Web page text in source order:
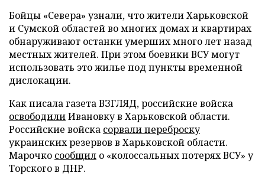
Бойцы «Севера» узнали, что жители Харьковской
и Сумской областей во многих домах и квартирах
обнаруживают останки умерших много лет назад
местных жителей. При этом боевики ВСУ могут
использовать это жилье под пункты временной
дислокации.
Как писала газета ВЗГЛЯД, российские войска
освободилиИвановку в Харьковской области.
Российские войска сорвали переброску
украинских резервов в Харьковской области.
Марочко сообщил о «колоссальных потерях ВСУ» у
Торского в ДНР.